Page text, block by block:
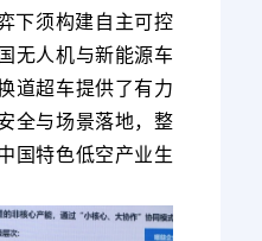
下须构建自主可控
无人机与新能源车
道超车提供了有力
全与场景落地，整
国特色低空产业生